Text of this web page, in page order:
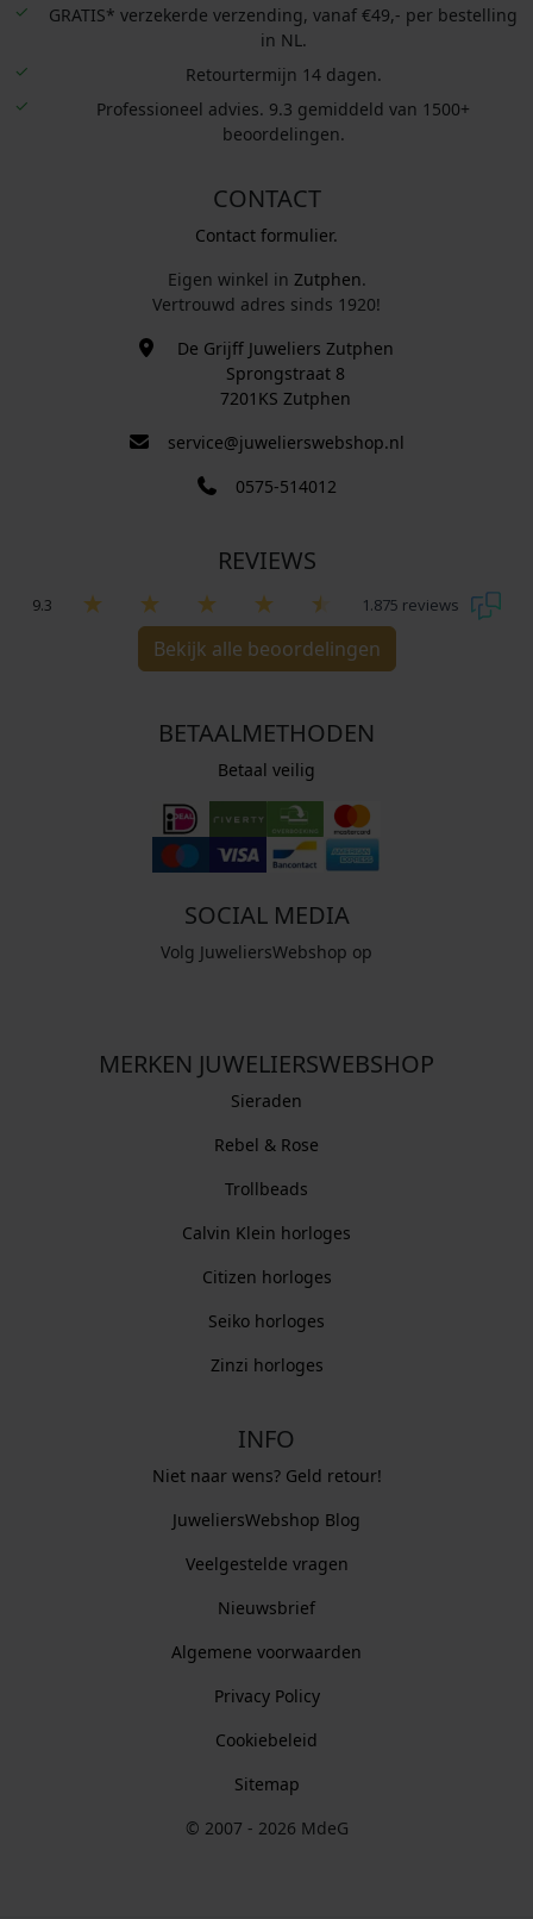
GRATIS* verzekerde verzending, vanaf €49,- per bestelling
in NL.
Retourtermijn 14 dagen.
Professioneel advies. 9.3 gemiddeld van 1500+
beoordelingen.
CONTACT
Contact formulier.
Eigen winkel in Zutphen.
Vertrouwd adres sinds 1920!
De Grijff Juweliers Zutphen
Sprongstraat 8
7201KS Zutphen
service@juwelierswebshop.nl
0575-514012
REVIEWS
9.3 1.875 reviews
Bekijk alle beoordelingen
BETAALMETHODEN
Betaal veilig
SOCIAL MEDIA
Volg JuweliersWebshop op
MERKEN JUWELIERSWEBSHOP
Sieraden
Rebel & Rose
Trollbeads
Calvin Klein horloges
Citizen horloges
Seiko horloges
Zinzi horloges
INFO
Niet naar wens? Geld retour!
JuweliersWebshop Blog
Veelgestelde vragen
Nieuwsbrief
Algemene voorwaarden
Privacy Policy
Cookiebeleid
Sitemap
© 2007 - 2026 MdeG